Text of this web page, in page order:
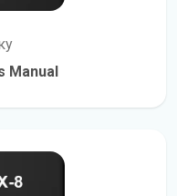
Manual